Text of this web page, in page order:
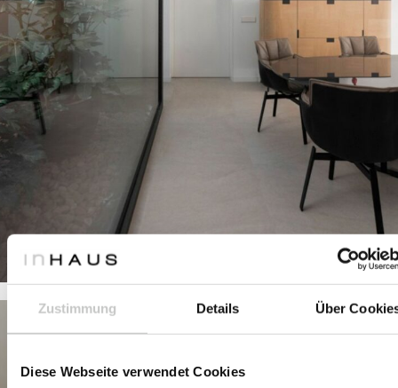
Zustimmung Details Über
Diese Webseite verwendet Cookies